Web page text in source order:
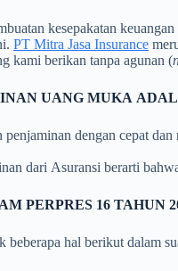
kesepakatan
PT Mitra Jasa Insurance
kami berikan tanpa agunan (
UANG MUKA
penjaminan dengan cepat
dari Asuransi berarti
PERPRES 16 TAHUN
hal berikut dalam